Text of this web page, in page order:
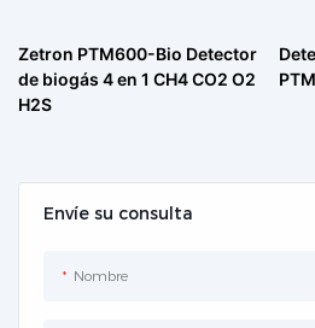
Envíe su consulta
Nombre
Zetron PTM600-Bio Detector
de biogás 4 en 1 CH4 CO2 O2
H2S